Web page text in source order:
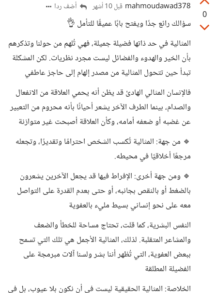
0
mahmoudawad378 قبل 10 أشهر أضف ردا
سؤالك رائع جدًا ويفتح بابًا عميقًا للتأمل 👌
المثالية في حد ذاتها فضيلة جميلة، فهي تُلهم من حولنا وتذكرهم
بأن الخير والهدوء والفضائل ليست مجرد نظريات. لكن المشكلة
تبدأ حين تتحول المثالية من مصدر إلهام إلى حاجز عاطفي
فالإنسان المثالي الهادئ قد يظن أنه يحمي العلاقة من الانفعال
والصدام، بينما الطرف الآخر يشعر أحيانًا بأنه محروم من التعبير
عن غضبه أو ضعفه أمامه، وكأن العلاقة أصبحت غير متوازنة
🔹 من جهة: المثالية تُكسب الشخص احترامًا وتقديرًا، وتجعله
مرجعًا أخلاقيًا في محيطه.
🔹 ومن جهة أخرى: الإفراط فيها قد يجعل الآخرين يشعرون
بالضغط أو بالنقص بجانبه، أو حتى بعدم القدرة على التواصل
معه على نحو إنساني بسيط مليء بالعفوية
النفس البشرية، كما قلت، تحتاج مساحة للخطأ والضعف
والمشاعر المتقلبة. لذلك، المثالية الأجمل هي تلك التي تسمح
ببعض العفوية، التي تُظهر أننا بشر ولسنا آلات مبرمجة على
الفضيلة المطلقة
الخلاصة: المثالية الحقيقية ليست في أن نكون بلا عيوب، بل في